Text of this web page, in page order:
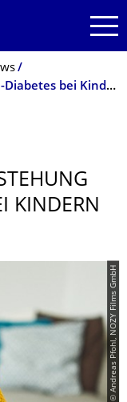
Neue Studie will Entstehung von Typ-1-Diabetes bei Kindern verhindern
KINDERN
© Andreas Pfohl, NOZY Films GmbH